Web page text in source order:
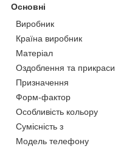
Основні
Виробник
Країна виробник
Матеріал
Оздоблення та прикраси
Призначення
Форм-фактор
Особливість кольору
Сумісність з
Модель телефону